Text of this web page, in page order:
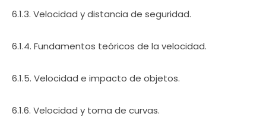
6.1.3. Velocidad y distancia de seguridad.
6.1.4. Fundamentos teóricos de la velocidad.
6.1.5. Velocidad e impacto de objetos.
6.1.6. Velocidad y toma de curvas.